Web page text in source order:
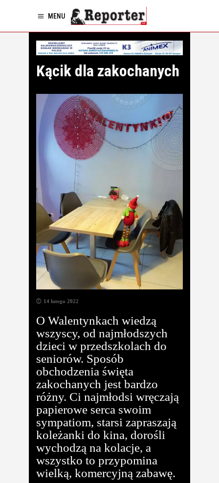
MENU
Kącik dla zakochanych
14 lutego 2022
O Walentynkach wiedzą
wszyscy, od najmłodszych
dzieci w przedszkolach do
seniorów. Sposób
obchodzenia święta
zakochanych jest bardzo
różny. Ci najmłodsi wręczają
papierowe serca swoim
sympatiom, starsi zapraszają
koleżanki do kina, dorośli
wychodzą na kolacje, a
wszystko to przypomina
wielką, komercyjną zabawę.